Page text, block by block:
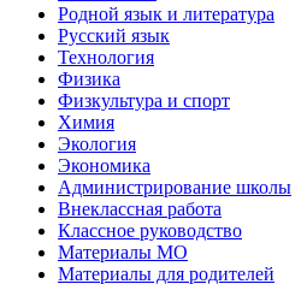
Родной язык и литература
Русский язык
Технология
Физика
Физкультура и спорт
Химия
Экология
Экономика
Администрирование школы
Внеклассная работа
Классное руководство
Материалы МО
Материалы для родителей